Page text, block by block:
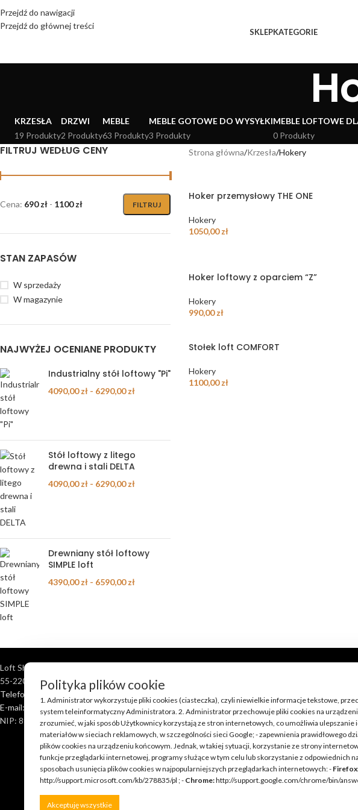
Przejdź do nawigacji
Przejdź do głównej treści
SKLEPKATEGORIE
KRZESŁA
19 Produkty
DRZWI
2 Produkty
MEBLE
63 Produkty
MEBLE GOTOWE DO WYSYŁKI
3 Produkty
MEBLE LOFTOWE
0 Produkty
FILTRUJ WEDŁUG CENY
FILTRUJ
Cena: 690 zł - 1100 zł
STAN ZAPASÓW
W sprzedaży
W magazynie
NAJWYŻEJ OCENIANE PRODUKTY
Industrialny stół loftowy "Pi"
4090,00zł - 6290,00zł
Stół loftowy z litego
drewna i stali DELTA
4090,00zł - 6290,00zł
Drewniany stół loftowy
SIMPLE loft
4390,00zł - 6590,00zł
Strona główna Krzesła Hokery
Hoker przemysłowy THE ONE
Hokery
1050,00zł
Hoker loftowy z oparciem “Z”
Hokery
990,00zł
Stołek loft COMFORT
Hokery
1100,00zł
Loft Shop Manufacture
55-220 Jelcz Laskowice, Polska
Telefon: +48 790 528 555 | +48 693 262 400
E-mail: kontakt@loft-shop.pl
NIP: 898 202 51 11
Polityka plików cookie
1. Administrator wykorzystuje pliki cookies (ciasteczka), czyli niewielkie informacje tekstowe,
system teleinformatyczny Administratora. 2. Administrator przechowuje pliki cookies na
zrozumieć, w jaki sposób Użytkownicy korzystają ze stron internetowych, co umożliwia
materiałów w sieciach reklamowych, w szczególności sieci Google; - zapewnienia
plików cookies na urządzeniu końcowym. Jednak, w takiej sytuacji, korzystanie ze strony
funkcje przeglądarki internetowej, programy służące w tym celu lub skorzystanie z
sposobach usunięcia plików cookies w najpopularniejszych przeglądarkach internetowych: -
http://support.microsoft.com/kb/278835/pl ; - Chrome:http://support.google.com/chrome/bin/
Akceptuję wszystkie